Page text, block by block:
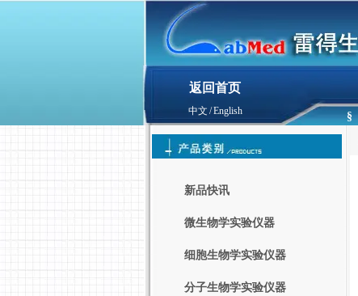
§
中文 /English
返回首页
新品快讯
微生物学实验仪器
细胞生物学实验仪器
分子生物学实验仪器